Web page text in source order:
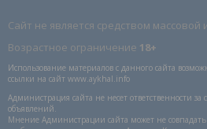
Сайт не является средством
Возрастное ограничение 18+
Использование материалов с данного сайта
ссылки на сайт www.aykhal.info
Администрация сайта не несет ответственности
объявлений.
Мнение Администрации сайта может не